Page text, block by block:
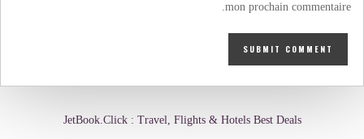
mon prochain commentaire.
JetBook.Click : Travel, Flights & Hotels Best Deals